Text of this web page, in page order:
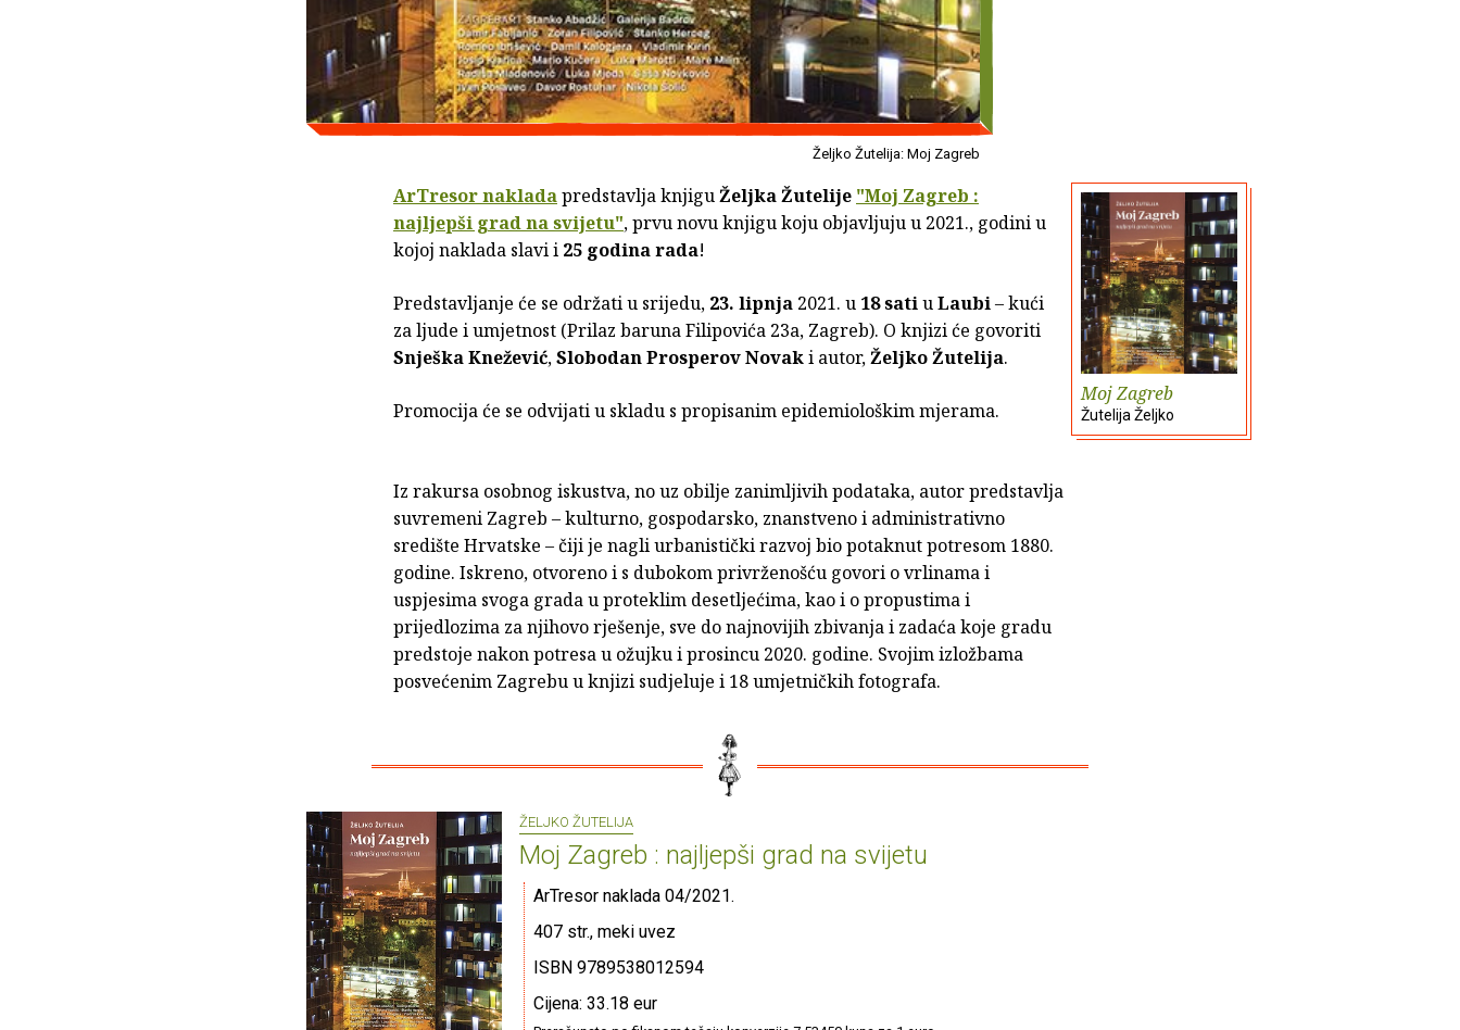
Željko Žutelija: Moj Zagreb
Moj Zagreb
Žutelija Željko
ArTresor nakladapredstavlja knjiguŽeljka Žutelije "Moj Zagreb :
najljepši grad na svijetu", prvu novu knjigu koju objavljuju u 2021., godini u
kojoj naklada slavi i 25 godina rada!
Predstavljanje će se održati u srijedu, 23. lipnja 2021. u 18 satiuLaubi– kući
za ljude i umjetnost (Prilaz baruna Filipovića 23a, Zagreb). O knjizi će govoriti
Snješka Knežević,Slobodan Prosperov Novaki autor,Željko Žutelija.
Promocija će se odvijati u skladu s propisanim epidemiološkim mjerama.
Iz rakursa osobnog iskustva, no uz obilje zanimljivih podataka, autor predstavlja
suvremeni Zagreb – kulturno, gospodarsko, znanstveno i administrativno
središte Hrvatske – čiji je nagli urbanistički razvoj bio potaknut potresom 1880.
godine. Iskreno, otvoreno i s dubokom privrženošću govori o vrlinama i
uspjesima svoga grada u proteklim desetljećima, kao i o propustima i
prijedlozima za njihovo rješenje, sve do najnovijih zbivanja i zadaća koje gradu
predstoje nakon potresa u ožujku i prosincu 2020. godine. Svojim izložbama
posvećenim Zagrebu u knjizi sudjeluje i 18 umjetničkih fotografa.
ŽELJKO ŽUTELIJA
Moj Zagreb : najljepši grad na svijetu
ArTresor naklada 04/2021.
407 str., meki uvez
ISBN 9789538012594
Cijena: 33.18 eur